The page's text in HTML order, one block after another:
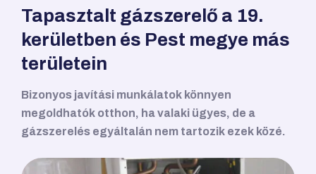
Tapasztalt gázszerelő a 19.
kerületben és Pest megye más
területein
Bizonyos javítási munkálatok könnyen
megoldhatók otthon, ha valaki ügyes, de a
gázszerelés egyáltalán nem tartozik ezek közé.